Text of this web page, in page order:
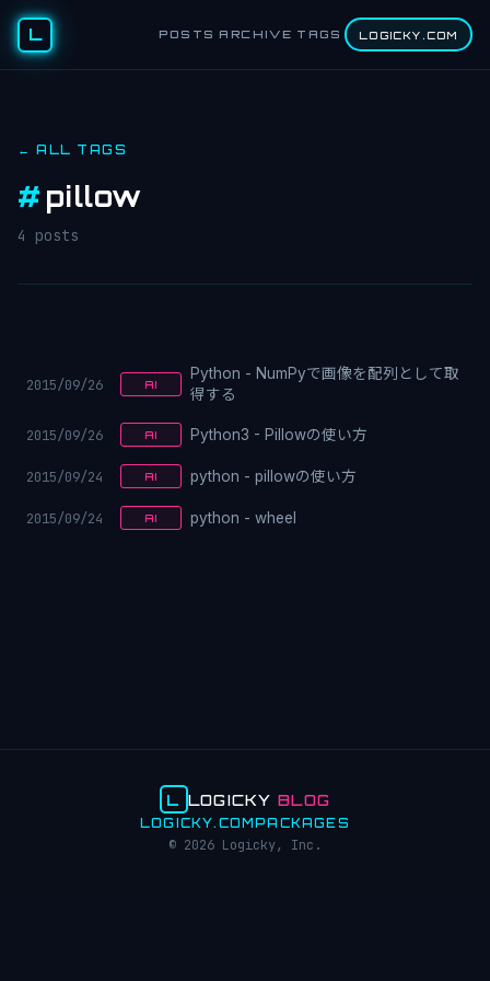
L POSTS ARCHIVE TAGS LOGICKY.COM
← ALL TAGS
# pillow
4 posts
2015/09/26 AI
Python - NumPyで画像を配列として取
得する
2015/09/26 AI Python3 - Pillowの使い方
2015/09/24 AI python - pillowの使い方
2015/09/24 AI python - wheel
L LOGICKYBLOG
LOGICKY.COM PACKAGES
© 2026 Logicky, Inc.